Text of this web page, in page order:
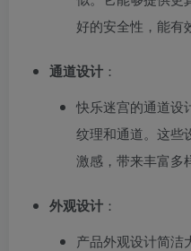
好的安全性，能有
通道设计 ：
快乐迷宫的通道设
纹理和通道。这些
激感，带来丰富多
外观设计 ：
产品外观设计简洁